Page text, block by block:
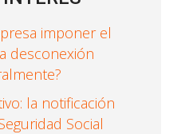
imponer el
desconexión
la notificación
Social